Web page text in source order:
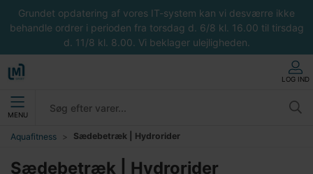
Grundet opdatering af vores IT-system kan vi desværre ikke
behandle ordrer i perioden fra torsdag d. 6/8 kl. 16.00 til tirsdag
d. 11/8 kl. 8.00. Vi beklager ulejligheden.
LOG IND
MENU
Aquafitness Sædebetræk | Hydrorider
Sædebetræk | Hydrorider